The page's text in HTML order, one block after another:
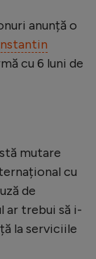
anunță o
cu 6 luni de
mutare
cu
de
ar trebui să i-
la serviciile